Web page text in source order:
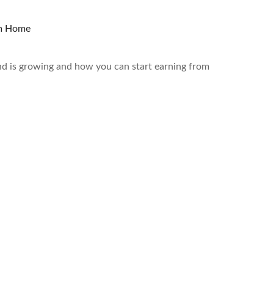
Home
is growing and how you can start earning from